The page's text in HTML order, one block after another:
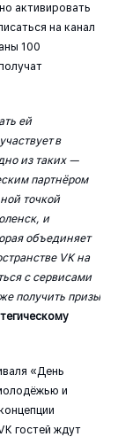
активировать
на канал
100
ей
в
из таких —
партнёром
точкой
и
объединяет
VK на
с сервисами
получить призы
«День
и
гостей ждут